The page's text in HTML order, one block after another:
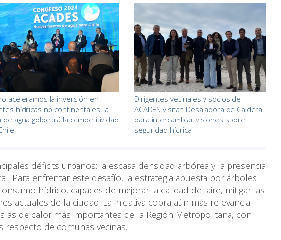
aceleramos la inversión en
hídricas no continentales, la
de agua golpeará la competitividad
Dirigentes vecinales y socios de
ACADES visitan Desaladora de Caldera
para intercambiar visiones sobre
seguridad hídrica
déficits urbanos: la escasa densidad arbórea y la presencia
Para enfrentar este desafío, la estrategia apuesta por árboles
hídrico, capaces de mejorar la calidad del aire, mitigar las
actuales de la ciudad. La iniciativa cobra aún más relevancia
de calor más importantes de la Región Metropolitana, con
respecto de comunas vecinas.